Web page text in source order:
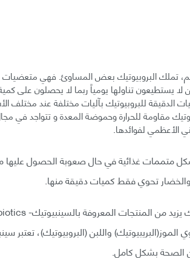
تملك البروبيوتيك بعض المساوئ. فهي متعضيات
يستطيعون تناولها يومياً ربما لا يحصلون على
الدقيقة للبروبيوتيك بآليات مختلفة عند مختلف
مقاومة للحرارة وحموضة المعدة و تتواجد في
الأعظمي لفوائدها.
متممات غذائية في حال صعوبة الحصول عليها من
والخضار تحوي فقط كميات دقيقة منها.
الموز(البريبيوتيك) واللبن (البروبيوتيك)، تعتبر
الصحة بشكل كامل.